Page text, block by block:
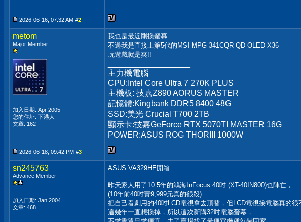
2026-06-16, 07:32 AM #2
metom
Major Member
加入日期: Apr 2005
您的住址: 下港人
文章: 162
我也是最近剛換螢幕
不過我是直接上第5代的MSI MPG 341CQR QD-OLED X36
玩遊戲就是爽!!
主力機電腦
CPU:Intel Core Ultra 7 270K PLUS
主機板: 技嘉Z890 AORUS MASTER
記憶體:Kingbank DDR5 8400 48G
SSD:美光 Crucial T700 2TB
顯示卡:技嘉GeForce RTX 5070TI MASTER 16G
POWER:ASUS ROG THORIII 1000W
2026-06-18, 09:42 PM #3
sn245763
Advance Member
加入日期: Jan 2004
文章: 468
ASUS VA329HE開箱
昨天家人用了10.5年的鴻海InFocus 40吋 (XT-40IN800)也陣亡，
(10年前40吋賣9,999元真的很殺)
把自己看劇用的40吋LCD電視拿去頂替，但LCD電視接電腦真的很
這幾年一直想換掉，所以這次新購32吋電腦螢幕，